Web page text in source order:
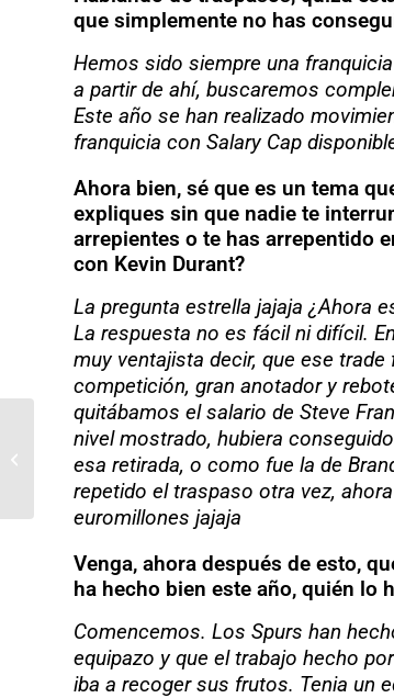
que simplemente no has
Hemos sido siempre una
a partir de ahí, buscaremos
Este año se han realizado
franquicia con Salary Cap
Ahora bien, sé que es un tema
expliques sin que nadie te
arrepientes o te has arrepentido
con Kevin Durant?
La pregunta estrella jajaja ¿Ahora
La respuesta no es fácil ni difícil.
muy ventajista decir, que ese
competición, gran anotador y
quitábamos el salario de Steve
nivel mostrado, hubiera
esa retirada, o como fue la de
repetido el traspaso otra vez,
euromillones jajaja
Venga, ahora después de esto,
ha hecho bien este año, quién lo
Comencemos. Los Spurs han
equipazo y que el trabajo hecho
iba a recoger sus frutos. Tenia un
GeniKe: «Mitchell nos
puede aportar
prácticamente lo mismo
que Beal»